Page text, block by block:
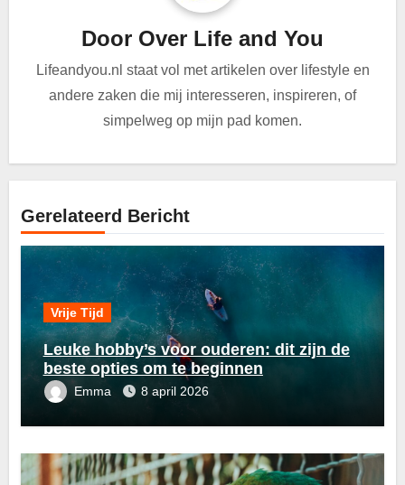
Door Over Life and You
Lifeandyou.nl staat vol met artikelen over lifestyle en
andere zaken die mij interesseren, inspireren, of
simpelweg op mijn pad komen.
Gerelateerd Bericht
Vrije Tijd
Leuke hobby’s voor ouderen: dit zijn de
beste opties om te beginnen
Emma 8 april 2026